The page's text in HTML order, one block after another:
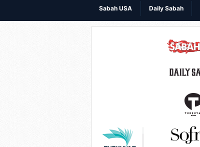
Sabah USA Daily Sabah